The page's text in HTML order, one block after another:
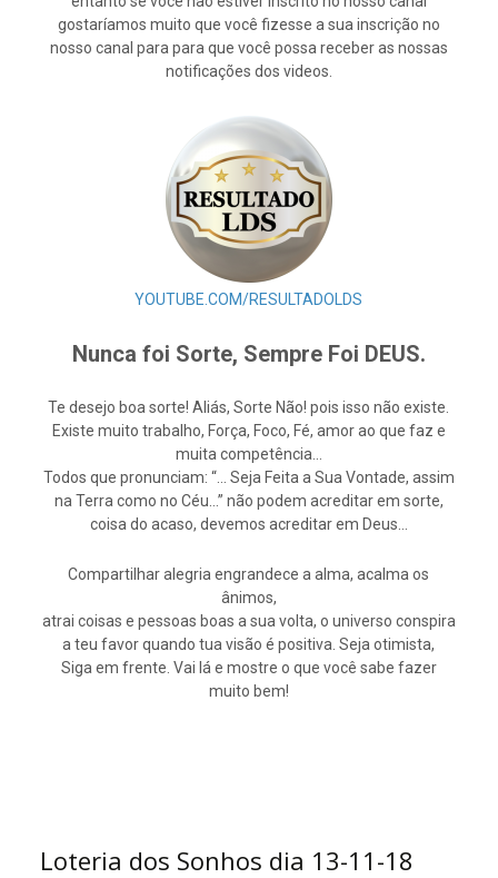
gostaríamos muito que você fizesse a sua inscrição no
nosso canal para para que você possa receber as nossas
notificações dos videos.
YOUTUBE.COM/RESULTADOLDS
Nunca foi Sorte, Sempre Foi DEUS.
Te desejo boa sorte! Aliás, Sorte Não! pois isso não existe.
Existe muito trabalho, Força, Foco, Fé, amor ao que faz e
muita competência…
Todos que pronunciam: “… Seja Feita a Sua Vontade, assim
na Terra como no Céu…” não podem acreditar em sorte,
coisa do acaso, devemos acreditar em Deus…
Compartilhar alegria engrandece a alma, acalma os
ânimos,
atrai coisas e pessoas boas a sua volta, o universo conspira
a teu favor quando tua visão é positiva. Seja otimista,
Siga em frente. Vai lá e mostre o que você sabe fazer
muito bem!
Loteria dos Sonhos dia 13-11-18